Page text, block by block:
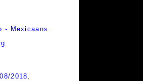
- Mexicaans
2018